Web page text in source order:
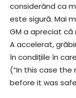
considerând ca
este sigură. Mai
GM a apreciat
A accelerat,
în condițiile în
(“In this case
before it was